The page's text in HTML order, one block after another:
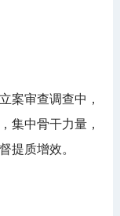
审查调查中，
集中骨干力量，
提质增效。